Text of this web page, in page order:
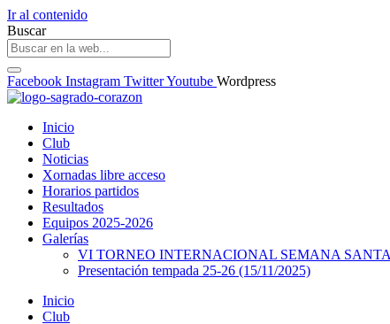
Ir al contenido
Buscar
Facebook Instagram TwitterYoutube Wordpress
Inicio
Club
Noticias
Xornadas libre acceso
Horarios partidos
Resultados
Equipos 2025-2026
Galerías
VI TORNEO INTERNACIONAL SEMANA
Presentación tempada 25-26 (15/11/2025)
Inicio
Club